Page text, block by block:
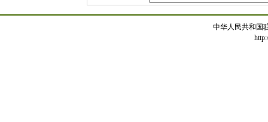
中华人民共和国